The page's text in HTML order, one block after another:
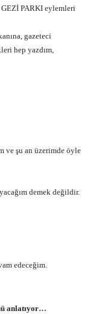
GEZİ PARKI eylemleri
gazeteci
hep yazdım,
ve şu an üzerimde öyle
demek değildir.
edeceğim.
anlatıyor…